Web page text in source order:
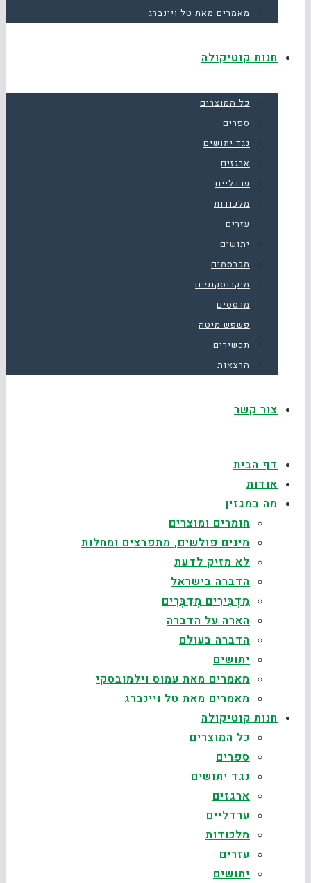
מאמרים מאת טל ויינברג
חנות קוטיקולה
כל המוצרים
ספרים
נגד יתושים
ארגזים
ערדליים
מלכודות
עזרים
יתושים
מכרסמים
מיקרוסקופים
מרססים
פשפש מיטה
תכשירים
הרצאות
צור קשר
דף הבית
אודות
מה במגזין
חומרים ומוצרים
מינים פולשים, מתפרצים ומחלות
לא מזיק לדעת
הדברה בישראל
מַדְבִּירִים מְדַבְּרִים
הארה על הדברה
הדברה בעולם
יתושים
מאמרים מאת עמוס וילמובסקי
מאמרים מאת טל ויינברג
חנות קוטיקולה
כל המוצרים
ספרים
נגד יתושים
ארגזים
ערדליים
מלכודות
עזרים
יתושים